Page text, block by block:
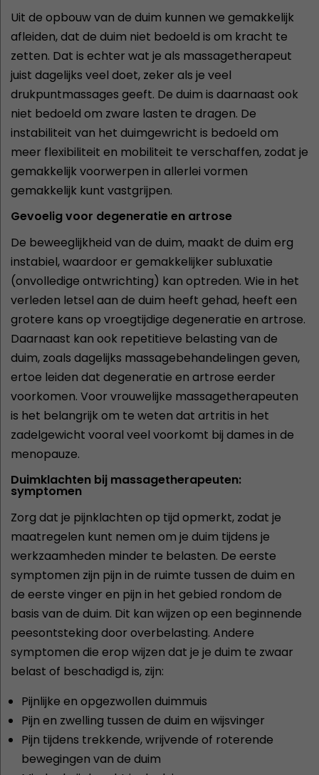
Uit de opbouw van de duim kunnen we gemakkelijk
afleiden, dat de duim niet bedoeld is om kracht te
zetten. Dat is echter wat je als massagetherapeut
juist dagelijks veel doet, zeker als je veel
drukpuntmassages geeft. De duim is daarnaast ook
niet bedoeld om zware lasten te dragen. De
instabiliteit van het duimgewricht is bedoeld om
meer flexibiliteit en mobiliteit te verschaffen, zodat je
gemakkelijk voorwerpen in allerlei vormen
gemakkelijk kunt vastgrijpen.
Gevoelig voor degeneratie en artrose
De beweeglijkheid van de duim, maakt de duim erg
instabiel, waardoor er gemakkelijker subluxatie
(onvolledige ontwrichting) kan optreden. Wie in het
verleden letsel aan de duim heeft gehad, heeft een
grotere kans op vroegtijdige degeneratie en artrose.
Daarnaast kan ook repetitieve belasting van de
duim, zoals dagelijks massagebehandelingen geven,
ertoe leiden dat degeneratie en artrose eerder
voorkomen. Voor vrouwelijke massagetherapeuten
is het belangrijk om te weten dat artritis in het
zadelgewicht vooral veel voorkomt bij dames in de
menopauze.
Duimklachten bij massagetherapeuten:
symptomen
Zorg dat je pijnklachten op tijd opmerkt, zodat je
maatregelen kunt nemen om je duim tijdens je
werkzaamheden minder te belasten. De eerste
symptomen zijn pijn in de ruimte tussen de duim en
de eerste vinger en pijn in het gebied rondom de
basis van de duim. Dit kan wijzen op een beginnende
peesontsteking door overbelasting. Andere
symptomen die erop wijzen dat je je duim te zwaar
belast of beschadigd is, zijn:
Pijnlijke en opgezwollen duimmuis
Pijn en zwelling tussen de duim en wijsvinger
Pijn tijdens trekkende, wrijvende of roterende
bewegingen van de duim